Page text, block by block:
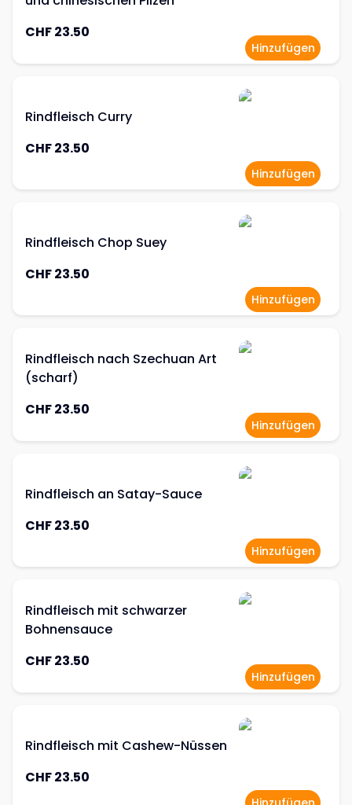
CHF 23.50
Hinzufügen
Rindfleisch Curry
CHF 23.50
Hinzufügen
Rindfleisch Chop Suey
CHF 23.50
Hinzufügen
Rindfleisch nach Szechuan Art
(scharf)
CHF 23.50
Hinzufügen
Rindfleisch an Satay-Sauce
CHF 23.50
Hinzufügen
Rindfleisch mit schwarzer
Bohnensauce
CHF 23.50
Hinzufügen
Rindfleisch mit Cashew-Nüssen
CHF 23.50